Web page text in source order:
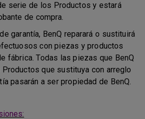
serie de los Productos y estará
de compra.
garantía, BenQ reparará o sustituirá
con piezas y productos
fábrica. Todas las piezas que BenQ
que sustituya con arreglo
pasarán a ser propiedad de BenQ.